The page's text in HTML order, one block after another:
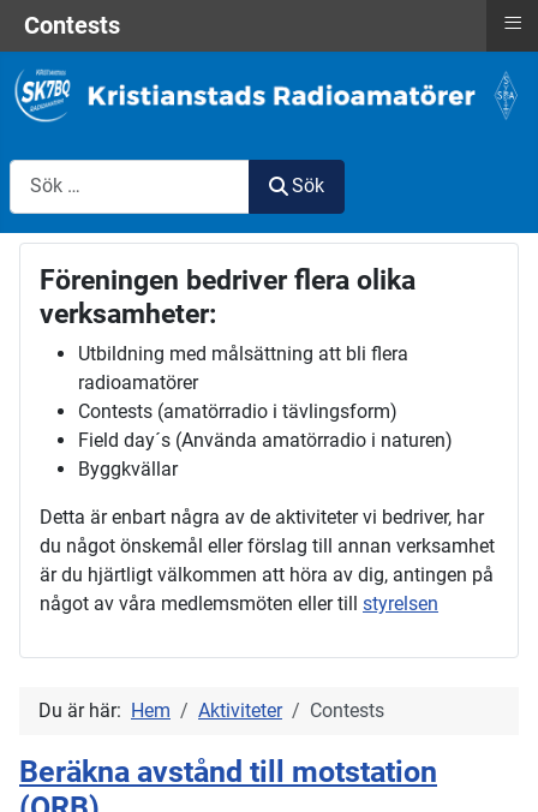
Sök
Sök
Föreningen bedriver flera olika
verksamheter:
Utbildning med målsättning att bli flera
radioamatörer
Contests (amatörradio i tävlingsform)
Field day´s (Använda amatörradio i naturen)
Byggkvällar
Detta är enbart några av de aktiviteter vi bedriver, har
du något önskemål eller förslag till annan verksamhet
är du hjärtligt välkommen att höra av dig, antingen på
något av våra medlemsmöten eller till styrelsen
Du är här: Hem Aktiviteter Contests
Beräkna avstånd till motstation
Contests ≡